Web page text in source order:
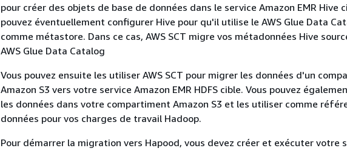
pour créer des objets de base de données dans le service Amazon EMR Hive
pouvez éventuellement configurer Hive pour qu'il utilise le AWS Glue Data
comme métastore. Dans ce cas, AWS SCT migre vos métadonnées Hive
AWS Glue Data Catalog
Vous pouvez ensuite les utiliser AWS SCT pour migrer les données d'un
Amazon S3 vers votre service Amazon EMR HDFS cible. Vous pouvez
les données dans votre compartiment Amazon S3 et les utiliser comme
données pour vos charges de travail Hadoop.
Pour démarrer la migration vers Hapood, vous devez créer et exécuter votre